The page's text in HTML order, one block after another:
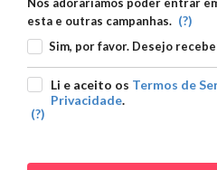
esta e outras campanhas. (?)
Sim, por favor. Desejo
Li e aceito os Termos de
Privacidade.
(?)